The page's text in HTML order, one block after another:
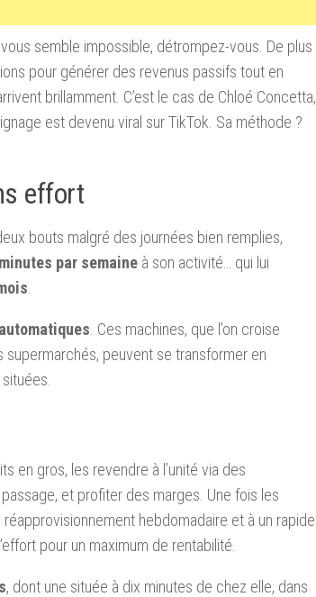
semble impossible, détrompez-vous. De plus
pour générer des revenus passifs tout en
brillamment. C’est le cas de Chloé Concetta,
est devenu viral sur TikTok. Sa méthode ?
effort
bouts malgré des journées bien remplies,
par semaine à son activité… qui lui
. Ces machines, que l’on croise
peuvent se transformer en
en gros, les revendre à l’unité via des
et profiter des marges. Une fois les
hebdomadaire et à un rapide
pour un maximum de rentabilité.
, dont une située à dix minutes de chez elle, dans